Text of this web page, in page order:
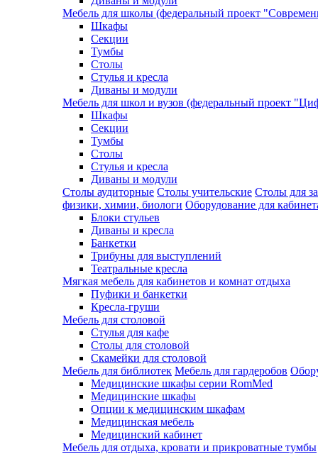
Мебель для школы (федеральный проект
Шкафы
Секции
Тумбы
Столы
Стулья и кресла
Диваны и модули
Мебель для школ и вузов (федеральный проект
Шкафы
Секции
Тумбы
Столы
Стулья и кресла
Диваны и модули
Столы аудиторные Столы учительские Столы для
физики, химии, биологи Оборудование для
Блоки стульев
Диваны и кресла
Банкетки
Трибуны для выступлений
Театральные кресла
Мягкая мебель для кабинетов и комнат отдыха
Пуфики и банкетки
Кресла-груши
Мебель для столовой
Cтулья для кафе
Cтолы для столовой
Скамейки для столовой
Мебель для библиотек Мебель для гардеробов
Медицинские шкафы серии RomMed
Медицинские шкафы
Опции к медицинским шкафам
Медицинская мебель
Медицинский кабинет
Мебель для отдыха, кровати и прикроватные тумбы